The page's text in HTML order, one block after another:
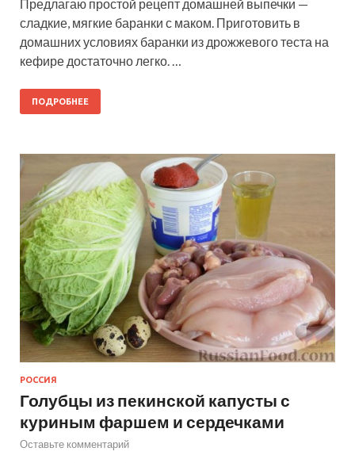
Предлагаю простой рецепт домашней выпечки —
сладкие, мягкие баранки с маком. Приготовить в
домашних условиях баранки из дрожжевого теста на
кефире достаточно легко. …
ПОДРОБНЕЕ
РОССИЯ
Голубцы из пекинской капусты с
куриным фаршем и сердечками
Оставьте комментарий